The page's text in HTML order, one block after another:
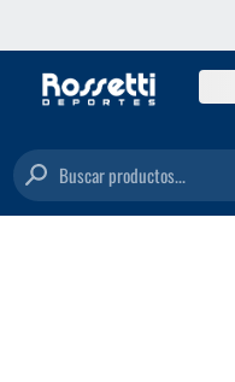
Buscar productos...